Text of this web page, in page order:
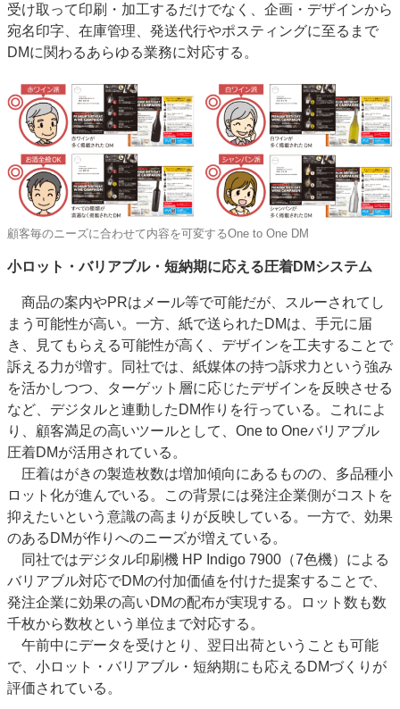
受け取って印刷・加工するだけでなく、企画・デザインから
宛名印字、在庫管理、発送代行やポスティングに至るまで
DMに関わるあらゆる業務に対応する。
顧客毎のニーズに合わせて内容を可変するOne to One DM
小ロット・バリアブル・短納期に応える圧着DMシステム
商品の案内やPRはメール等で可能だが、スルーされてし
まう可能性が高い。一方、紙で送られたDMは、手元に届
き、見てもらえる可能性が高く、デザインを工夫することで
訴える力が増す。同社では、紙媒体の持つ訴求力という強み
を活かしつつ、ターゲット層に応じたデザインを反映させる
など、デジタルと連動したDM作りを行っている。これによ
り、顧客満足の高いツールとして、One to Oneバリアブル
圧着DMが活用されている。
圧着はがきの製造枚数は増加傾向にあるものの、多品種小
ロット化が進んでいる。この背景には発注企業側がコストを
抑えたいという意識の高まりが反映している。一方で、効果
のあるDMが作りへのニーズが増えている。
同社ではデジタル印刷機 HP Indigo 7900（7色機）による
バリアブル対応でDMの付加価値を付けた提案することで、
発注企業に効果の高いDMの配布が実現する。ロット数も数
千枚から数枚という単位まで対応する。
午前中にデータを受けとり、翌日出荷ということも可能
で、小ロット・バリアブル・短納期にも応えるDMづくりが
評価されている。